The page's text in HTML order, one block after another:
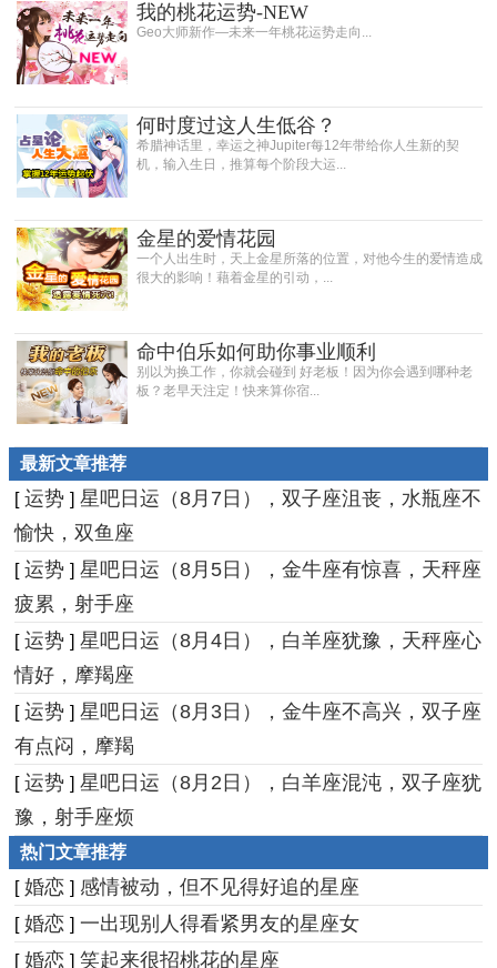
我的桃花运势-NEW
Geo大师新作—未来一年桃花运势走向...
何时度过这人生低谷？
希腊神话里，幸运之神Jupiter每12年带给你人生新的契
机，输入生日，推算每个阶段大运...
金星的爱情花园
一个人出生时，天上金星所落的位置，对他今生的爱情造成
很大的影响！藉着金星的引动，...
命中伯乐如何助你事业顺利
别以为换工作，你就会碰到 好老板！因为你会遇到哪种老
板？老早天注定！快来算你宿...
最新文章推荐
[ 运势 ] 星吧日运（8月7日），双子座沮丧，水瓶座不
愉快，双鱼座
[ 运势 ] 星吧日运（8月5日），金牛座有惊喜，天秤座
疲累，射手座
[ 运势 ] 星吧日运（8月4日），白羊座犹豫，天秤座心
情好，摩羯座
[ 运势 ] 星吧日运（8月3日），金牛座不高兴，双子座
有点闷，摩羯
[ 运势 ] 星吧日运（8月2日），白羊座混沌，双子座犹
豫，射手座烦
热门文章推荐
[ 婚恋 ] 感情被动，但不见得好追的星座
[ 婚恋 ] 一出现别人得看紧男友的星座女
[ 婚恋 ] 笑起来很招桃花的星座